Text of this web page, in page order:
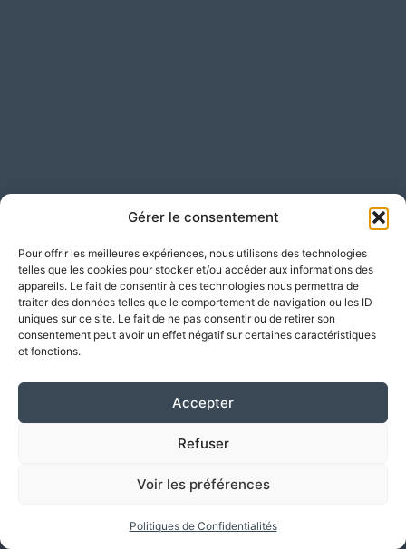
Gérer le consentement
Pour offrir les meilleures expériences, nous utilisons des technologies
telles que les cookies pour stocker et/ou accéder aux informations des
appareils. Le fait de consentir à ces technologies nous permettra de
traiter des données telles que le comportement de navigation ou les ID
uniques sur ce site. Le fait de ne pas consentir ou de retirer son
consentement peut avoir un effet négatif sur certaines caractéristiques
et fonctions.
Accepter
Refuser
Voir les préférences
Politiques de Confidentialités